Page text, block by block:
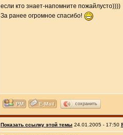
если кто знает-напомните пожайлусто))))
За ранее огромное спасибо!
сохранить
Показать ссылку этой темы 24.01.2005 - 17:50